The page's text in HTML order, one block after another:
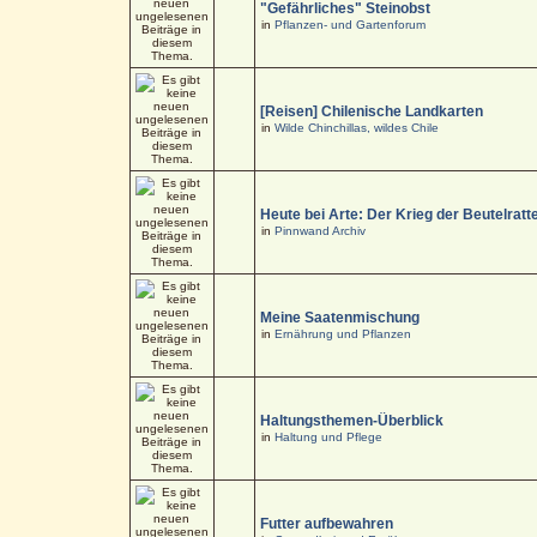
"Gefährliches" Steinobst
in Pflanzen- und Gartenforum
[Reisen] Chilenische Landkarten
in Wilde Chinchillas, wildes Chile
Heute bei Arte: Der Krieg der
in Pinnwand Archiv
Meine Saatenmischung
in Ernährung und Pflanzen
Haltungsthemen-Überblick
in Haltung und Pflege
Futter aufbewahren